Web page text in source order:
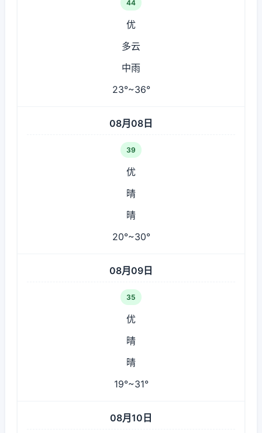
44
优
多云
中雨
23°~36°
08月08日
39
优
晴
晴
20°~30°
08月09日
35
优
晴
晴
19°~31°
08月10日